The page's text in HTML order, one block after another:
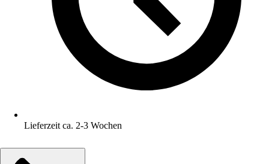
Lieferzeit ca. 2-3 Wochen